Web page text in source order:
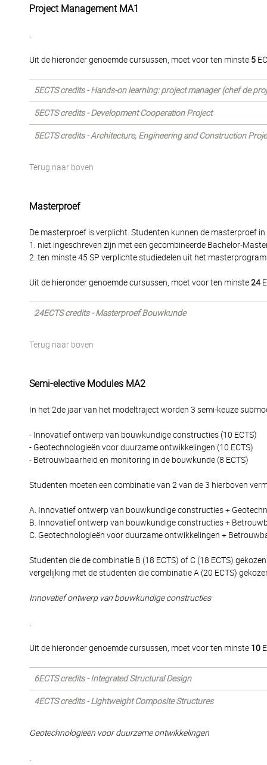
Project Management MA1
Uit de hieronder genoemde cursussen, moet voor ten minste 5
5ECTS credits - Hands-on learning: project manager (chef de
5ECTS credits - Development Cooperation Project
5ECTS credits - Architecture, Engineering and Construction
Terug naar boven
Masterproef
De masterproef is verplicht. Studenten kunnen de masterproef
1. niet ingeschreven zijn met een gecombineerde Bachelor-
2. ten minste 45 SP verplichte studiedelen uit het
Uit de hieronder genoemde cursussen, moet voor ten minste24
24ECTS credits - Masterproef Bouwkunde
Terug naar boven
Semi-elective Modules MA2
In het 2de jaar van het modeltraject worden 3 semi-keuze
- Innovatief ontwerp van bouwkundige constructies (10 ECTS)
- Geotechnologieën voor duurzame ontwikkelingen (10 ECTS)
- Betrouwbaarheid en monitoring in de bouwkunde (8 ECTS)
Studenten moeten een combinatie van 2 van de 3 hierboven
A. Innovatief ontwerp van bouwkundige constructies +
B. Innovatief ontwerp van bouwkundige constructies +
C. Geotechnologieën voor duurzame ontwikkelingen +
Studenten die de combinatie B (18 ECTS) of C (18 ECTS)
vergelijking met de studenten die combinatie A (20 ECTS)
Innovatief ontwerp van bouwkundige constructies
Uit de hieronder genoemde cursussen, moet voor ten minste 10
6ECTS credits - Integrated Structural Design
4ECTS credits - Lightweight Composite Structures
Geotechnologieën voor duurzame ontwikkelingen